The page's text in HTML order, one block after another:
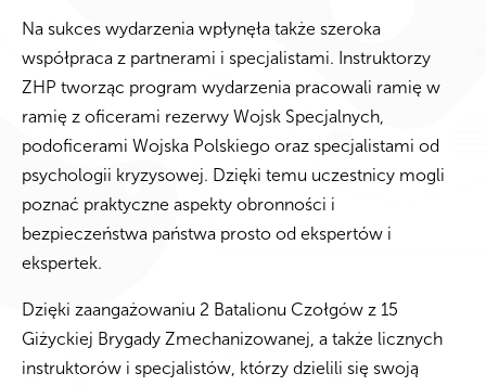
Na sukces wydarzenia wpłynęła także szeroka
współpraca z partnerami i specjalistami. Instruktorzy
ZHP tworząc program wydarzenia pracowali ramię w
ramię z oficerami rezerwy Wojsk Specjalnych,
podoficerami Wojska Polskiego oraz specjalistami od
psychologii kryzysowej. Dzięki temu uczestnicy mogli
poznać praktyczne aspekty obronności i
bezpieczeństwa państwa prosto od ekspertów i
ekspertek.
Dzięki zaangażowaniu 2 Batalionu Czołgów z 15
Giżyckiej Brygady Zmechanizowanej, a także licznych
instruktorów i specjalistów, którzy dzielili się swoją